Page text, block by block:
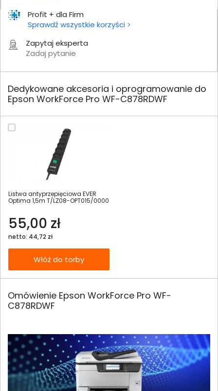
Profit + dla Firm
Sprawdź wszystkie korzyści
Zapytaj eksperta
Zadaj pytanie
Dedykowane akcesoria i oprogramowanie do
Epson WorkForce Pro WF-C878RDWF
Listwa antyprzepięciowa EVER
Optima 1,5m T/LZ08-OPT015/0000
55,00 zł
netto: 44,72 zł
Włóż do torby
Omówienie Epson WorkForce Pro WF-
C878RDWF